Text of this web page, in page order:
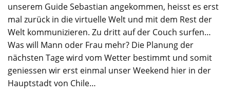
unserem Guide Sebastian angekommen, heisst es erst
mal zurück in die virtuelle Welt und mit dem Rest der
Welt kommunizieren. Zu dritt auf der Couch surfen…
Was will Mann oder Frau mehr? Die Planung der
nächsten Tage wird vom Wetter bestimmt und somit
geniessen wir erst einmal unser Weekend hier in der
Hauptstadt von Chile…